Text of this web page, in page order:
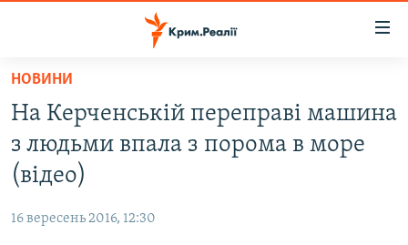
Перейти
основного
матеріалу
Перейти
до
основної
навігації
ВОДА.КРИМ
ВІДЕО ТА ФОТО
БЛОГИ
НОВИНИ
На Керченській переправі машина
з людьми впала з порома в море
(відео)
16 вересень 2016, 12:30